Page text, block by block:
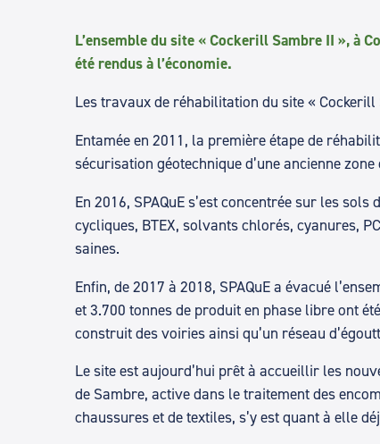
L’ensemble du site « Cockerill Sambre II », à
été rendus à l’économie.
Les travaux de réhabilitation du site «
Entamée en 2011, la première étape de
sécurisation géotechnique d’une ancienne
En 2016, SPAQuE s’est concentrée sur les
cycliques, BTEX, solvants chlorés, cyanures,
saines.
Enfin, de 2017 à 2018, SPAQuE a évacué
et 3.700 tonnes de produit en phase libre ont
construit des voiries ainsi qu’un réseau
Le site est aujourd’hui prêt à accueillir les
de Sambre, active dans le traitement des
chaussures et de textiles, s’y est quant à elle